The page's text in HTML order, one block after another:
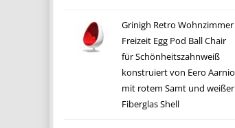
Grinigh Retro Wohnzimmer
Freizeit Egg Pod Ball Chair
für Schönheitszahnweiß
konstruiert von Eero Aarnio
mit rotem Samt und weißer
Fiberglas Shell